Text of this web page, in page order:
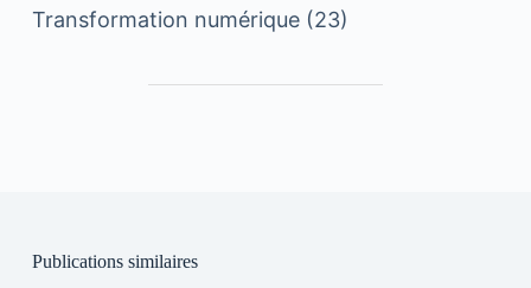
Transformation numérique(23)
Publications similaires